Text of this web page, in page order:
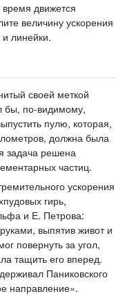
время движется
величину ускорения
линейки.
своей меткой
бы, по-видимому,
пулю, которая,
должна была
задача решена
частиц.
ускорения
гирь,
и Е. Петрова:
выпятив живот и
повернуть за угол,
тащить его вперед.
Паниковского
направление».